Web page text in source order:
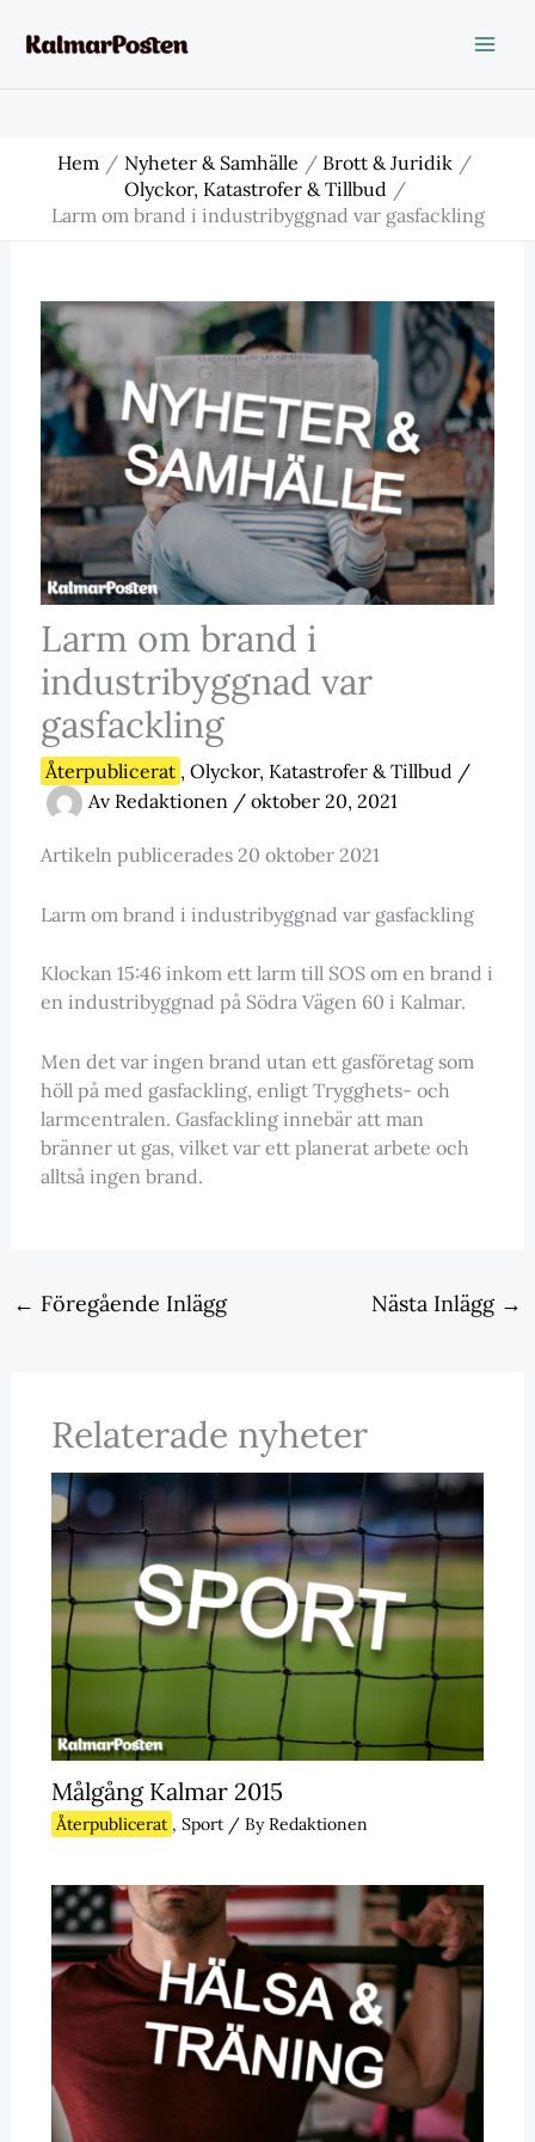
Hem Nyheter & Samhälle
Brott & Juridik
Olyckor, Katastrofer & Tillbud
Larm om brand i industribyggnad var gasfackling
Larm om brand i
industribyggnad var
gasfackling
Återpublicerat , Olyckor, Katastrofer & Tillbud /
Av Redaktionen / oktober 20, 2021
Artikeln publicerades 20 oktober 2021
Larm om brand i industribyggnad var gasfackling
Klockan 15:46 inkom ett larm till SOS om en brand i
en industribyggnad på Södra Vägen 60 i Kalmar.
Men det var ingen brand utan ett gasföretag som
höll på med gasfackling, enligt Trygghets- och
larmcentralen. Gasfackling innebär att man
bränner ut gas, vilket var ett planerat arbete och
alltså ingen brand.
← Föregående Inlägg Nästa Inlägg →
Relaterade nyheter
Målgång Kalmar 2015
Återpublicerat , Sport/ ByRedaktionen